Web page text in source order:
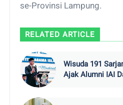
se-Provinsi Lampung.
RELATED ARTICLE
Wisuda 191
Ajak Alumni IAI